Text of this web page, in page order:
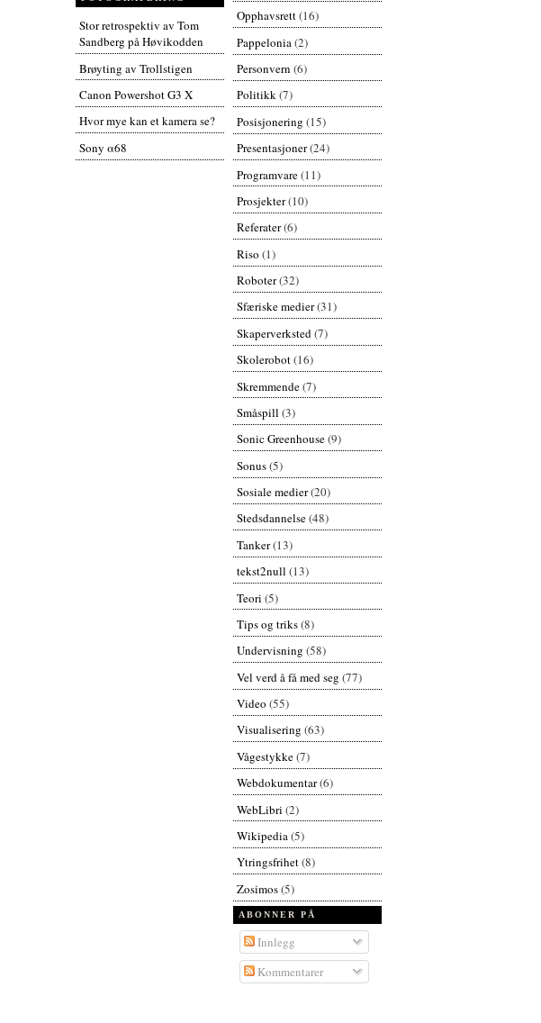
Stor retrospektiv av Tom
Sandberg på Høvikodden
Brøyting av Trollstigen
Canon Powershot G3 X
Hvor mye kan et kamera se?
Sony α68
Opphavsrett(16)
Pappelonia(2)
Personvern (6)
Politikk(7)
Posisjonering (15)
Presentasjoner(24)
Programvare(11)
Prosjekter(10)
Referater(6)
Riso (1)
Roboter(32)
Sfæriske medier(31)
Skaperverksted(7)
Skolerobot(16)
Skremmende(7)
Småspill (3)
Sonic Greenhouse(9)
Sonus(5)
Sosiale medier(20)
Stedsdannelse(48)
Tanker(13)
tekst2null (13)
Teori (5)
Tips og triks(8)
Undervisning (58)
Vel verd å få med seg (77)
Video (55)
Visualisering (63)
Vågestykke(7)
Webdokumentar(6)
WebLibri (2)
Wikipedia(5)
Ytringsfrihet(8)
Zosimos(5)
ABONNER PÅ
Innlegg
Kommentarer